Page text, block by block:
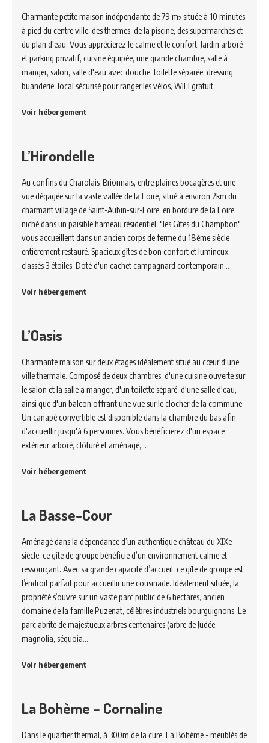
Charmante petite maison indépendante de 79 m² située à 10 minutes
à pied du centre ville, des thermes, de la piscine, des supermarchés et
du plan d'eau. Vous apprécierez le calme et le confort. Jardin arboré
et parking privatif, cuisine équipée, une grande chambre, salle à
manger, salon, salle d'eau avec douche, toilette séparée, dressing
buanderie, local sécurisé pour ranger les vélos, WIFI gratuit.
Voir hébergement
L’Hirondelle
Au confins du Charolais-Brionnais, entre plaines bocagères et une
vue dégagée sur la vaste vallée de la Loire, situé à environ 2km du
charmant village de Saint-Aubin-sur-Loire, en bordure de la Loire,
niché dans un paisible hameau résidentiel, "les Gîtes du Champbon"
vous accueillent dans un ancien corps de ferme du 18ème siècle
entièrement restauré. Spacieux gîtes de bon confort et lumineux,
classés 3 étoiles. Doté d'un cachet campagnard contemporain…
Voir hébergement
L’Oasis
Charmante maison sur deux étages idéalement situé au cœur d'une
ville thermale. Composé de deux chambres, d'une cuisine ouverte sur
le salon et la salle a manger, d'un toilette séparé, d'une salle d'eau,
ainsi que d'un balcon offrant une vue sur le clocher de la commune.
Un canapé convertible est disponible dans la chambre du bas afin
d'accueillir jusqu'à 6 personnes. Vous bénéficierez d'un espace
extérieur arboré, clôturé et aménagé,…
Voir hébergement
La Basse-Cour
Aménagé dans la dépendance d’un authentique château du XIXe
siècle, ce gîte de groupe bénéficie d’un environnement calme et
ressourçant. Avec sa grande capacité d’accueil, ce gîte de groupe est
l’endroit parfait pour accueillir une cousinade. Idéalement située, la
propriété s’ouvre sur un vaste parc public de 6 hectares, ancien
domaine de la famille Puzenat, célèbres industriels bourguignons. Le
parc abrite de majestueux arbres centenaires (arbre de Judée,
magnolia, séquoia…
Voir hébergement
La Bohème – Cornaline
Dans le quartier thermal, à 300m de la cure, La Bohème - meublés de